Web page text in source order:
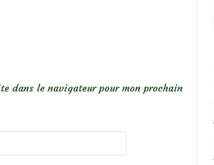
dans le navigateur pour mon prochain